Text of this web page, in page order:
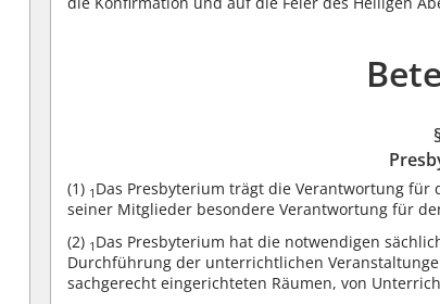
(1) 1 Das Presbyterium trägt die Verantwortung für
seiner Mitglieder besondere Verantwortung für
(2) 1 Das Presbyterium hat die notwendigen
Durchführung der unterrichtlichen
sachgerecht eingerichteten Räumen, von